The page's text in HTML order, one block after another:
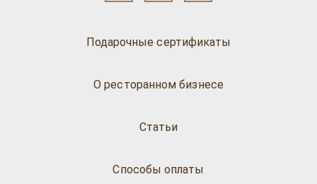
Подарочные сертификаты
О ресторанном бизнесе
Статьи
Способы оплаты